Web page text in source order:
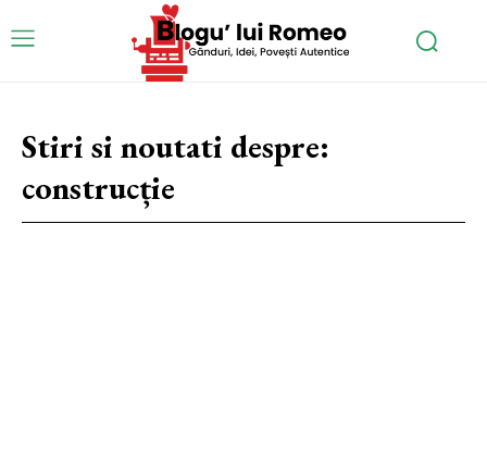
Stiri si noutati despre:
construcție